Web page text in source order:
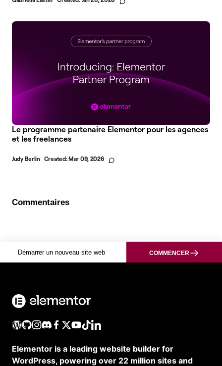
Le programme partenaire Elementor pour les agences
et les freelances
Judy Berlin Created:Mar 09, 2026
Commentaires
Démarrer un nouveau site web COMMENCER
Elementor is a leading website builder for
WordPress, powering over 22 million sites and